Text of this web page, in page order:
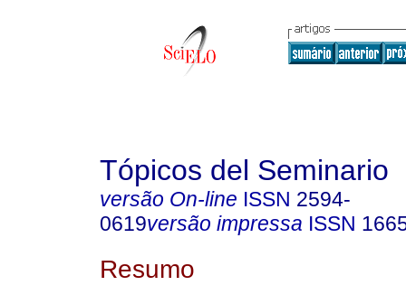
Tópicos del Seminario
versão On-line ISSN 2594-
0619versão impressa ISSN
Resumo